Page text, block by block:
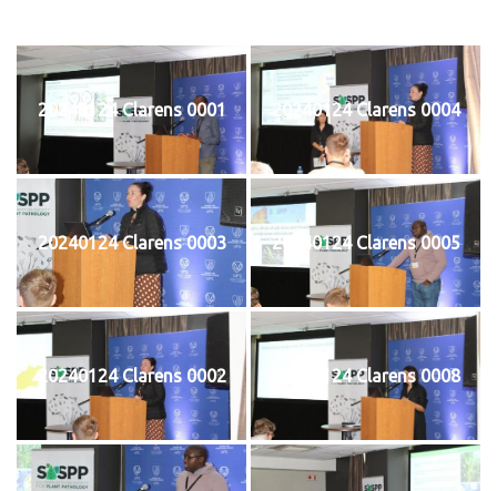
20240124 Clarens 0001 20240124 Clarens 0004
20240124 Clarens 0003 20240124 Clarens 0005
20240124 Clarens 0002 20240124 Clarens 0008